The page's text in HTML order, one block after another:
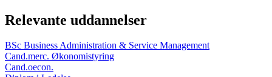
Relevante uddannelser
BSc Business Administration & Service Management
Cand.merc. Økonomistyring
Cand.oecon.